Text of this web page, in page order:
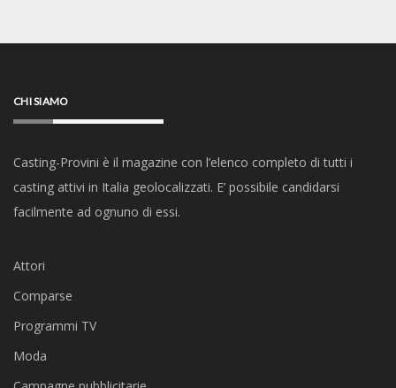
CHI SIAMO
Casting-Provini è il magazine con l’elenco completo di tutti i
casting attivi in Italia geolocalizzati. E’ possibile candidarsi
facilmente ad ognuno di essi.
Attori
Comparse
Programmi TV
Moda